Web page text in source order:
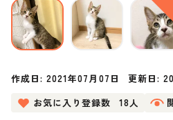
作成日:2021年07月07日 更新日:
お気に入り登録数
18人